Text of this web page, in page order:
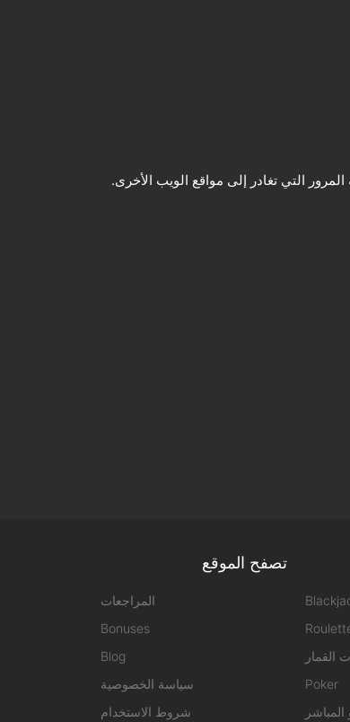
التي تغادر إلى مواقع الويب الأخرى.
تصفح الموقع
المراجعات
Bonuses
Blog
سياسة الخصوصية
شروط الاستخدام
القمار
Poker
المباشر